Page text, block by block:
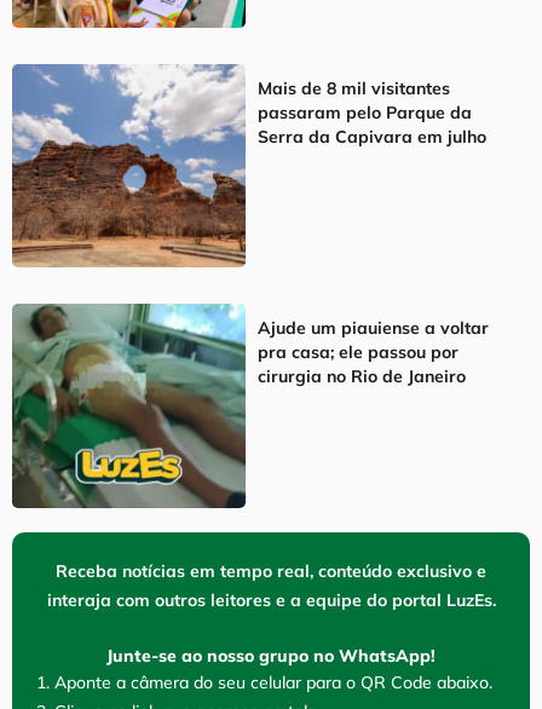
Mais de 8 mil visitantes
passaram pelo Parque da
Serra da Capivara em julho
Ajude um piauiense a voltar
pra casa; ele passou por
cirurgia no Rio de Janeiro
Receba notícias em tempo real, conteúdo exclusivo e
interaja com outros leitores e a equipe do portal LuzEs.
Junte-se ao nosso grupo no WhatsApp!
1. Aponte a câmera do seu celular para o QR Code abaixo.